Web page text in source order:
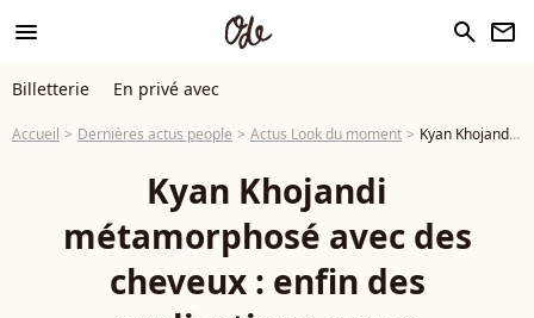
menu search newsletter
Billetterie En privé avec
Accueil Dernières actus people Actus Look du moment Kyan Khojandi métamorphosé avec des cheveux : enfin des explications sur sa transformation
Kyan Khojandi
métamorphosé avec des
cheveux : enfin des